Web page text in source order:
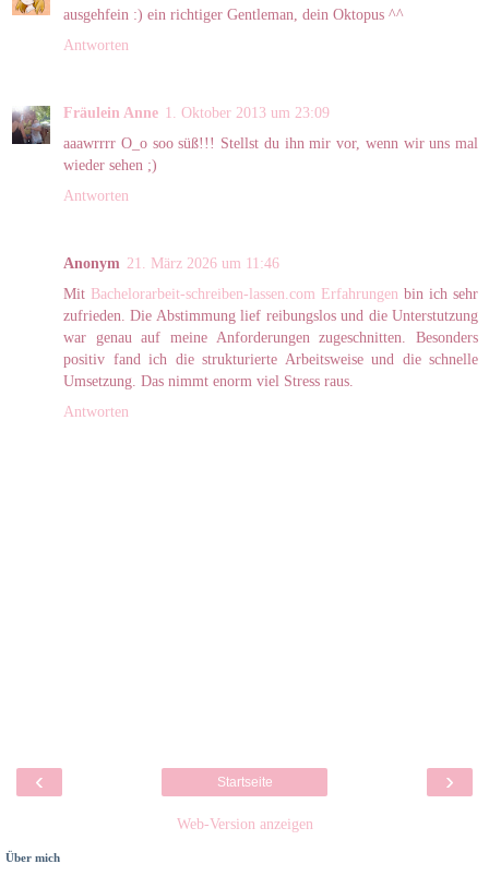
ausgehfein :) ein richtiger Gentleman, dein Oktopus ^^
Antworten
Fräulein Anne 1. Oktober 2013 um 23:09
aaawrrrr O_o soo süß!!! Stellst du ihn mir vor, wenn wir uns mal
wieder sehen ;)
Antworten
Anonym 21. März 2026 um 11:46
Mit Bachelorarbeit-schreiben-lassen.com Erfahrungen bin ich sehr
zufrieden. Die Abstimmung lief reibungslos und die Unterstutzung
war genau auf meine Anforderungen zugeschnitten. Besonders
positiv fand ich die strukturierte Arbeitsweise und die schnelle
Umsetzung. Das nimmt enorm viel Stress raus.
Antworten
‹ ›
Startseite
Web-Version anzeigen
Über mich